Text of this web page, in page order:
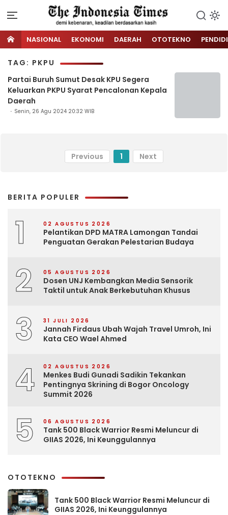
NASIONAL EKONOMI DAERAH OTOTEKNO
TAG: PKPU
Partai Buruh Sumut Desak KPU Segera
Keluarkan PKPU Syarat Pencalonan Kepala
Daerah
Senin, 26 Agu 2024 20:32 WIB
Previous 1 Next
BERITA POPULER
1 02 AGUSTUS 2026
Pelantikan DPD MATRA Lamongan Tandai
Penguatan Gerakan Pelestarian Budaya
2 05 AGUSTUS 2026
Dosen UNJ Kembangkan Media Sensorik
Taktil untuk Anak Berkebutuhan Khusus
3 31 JULI 2026
Jannah Firdaus Ubah Wajah Travel Umroh, Ini
Kata CEO Wael Ahmed
4 02 AGUSTUS 2026
Menkes Budi Gunadi Sadikin Tekankan
Pentingnya Skrining di Bogor Oncology
Summit 2026
5 06 AGUSTUS 2026
Tank 500 Black Warrior Resmi Meluncur di
GIIAS 2026, Ini Keunggulannya
OTOTEKNO
Tank 500 Black Warrior Resmi Meluncur di
GIIAS 2026, Ini Keunggulannya